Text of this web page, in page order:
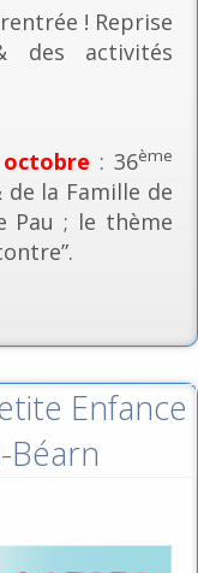
! Reprise
des activités
: 36ème
de la Famille de
Pau ; le thème
Enfance
Béarn